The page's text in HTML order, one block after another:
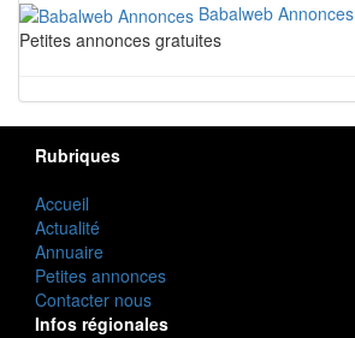
Babalweb Annonces
Petites annonces gratuites
Rubriques
Accueil
Actualité
Annuaire
Petites annonces
Contacter nous
Infos régionales